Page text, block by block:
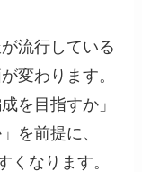
流行している
変わります。
を目指すか」
を前提に、
くなります。